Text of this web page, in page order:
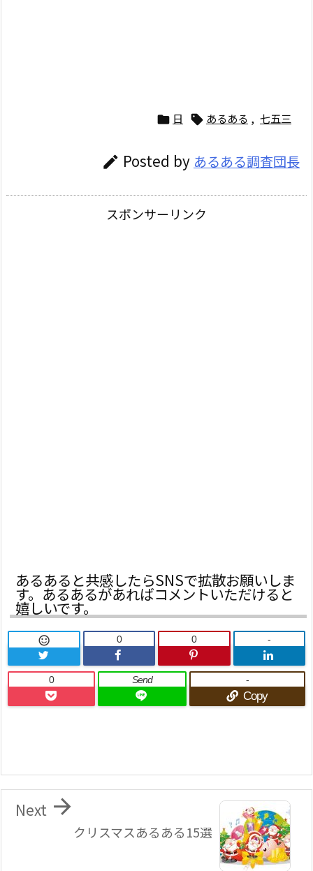
 日  あるある , 七五三
 Posted by あるある調査団長
スポンサーリンク
あるあると共感したらSNSで拡散お願いしま
す。あるあるがあればコメントいただけると
嬉しいです。
 0 0 -
0 Send
Copy
-
クリスマスあるある15選

Next